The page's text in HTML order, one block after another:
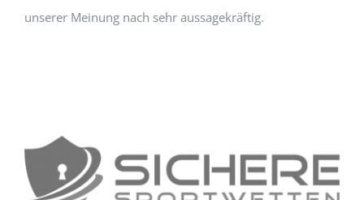
unserer Meinung nach sehr aussagekräftig.